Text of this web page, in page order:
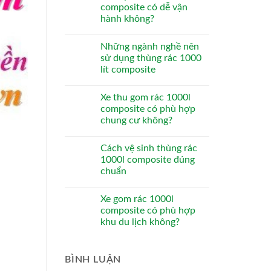
composite có dễ vận
hành không?
Những ngành nghề nên
sử dụng thùng rác 1000
lít composite
Xe thu gom rác 1000l
composite có phù hợp
chung cư không?
Cách vệ sinh thùng rác
1000l composite đúng
chuẩn
Xe gom rác 1000l
composite có phù hợp
khu du lịch không?
BÌNH LUẬN